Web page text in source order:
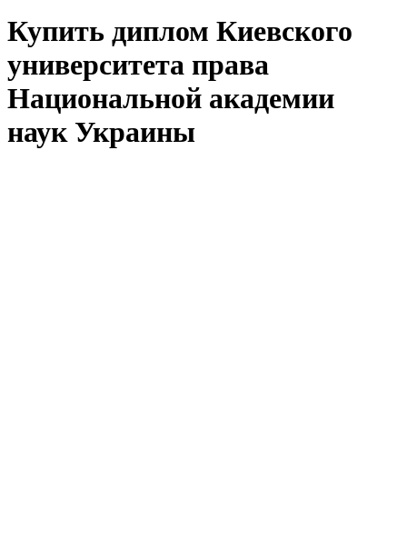
Купить диплом Киевского
университета права
Национальной академии
наук Украины